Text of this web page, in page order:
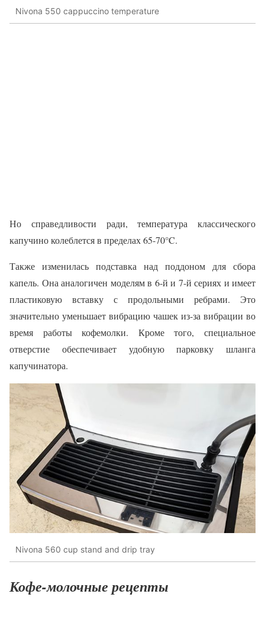
Nivona 550 cappuccino temperature
Но справедливости ради, температура классического
капучино колеблется в пределах 65-70°C.
Также изменилась подставка над поддоном для сбора
капель. Она аналогичен моделям в 6-й и 7-й сериях и имеет
пластиковую вставку с продольными ребрами. Это
значительно уменьшает вибрацию чашек из-за вибрации во
время работы кофемолки. Кроме того, специальное
отверстие обеспечивает удобную парковку шланга
капучинатора.
Nivona 560 cup stand and drip tray
Кофе-молочные рецепты